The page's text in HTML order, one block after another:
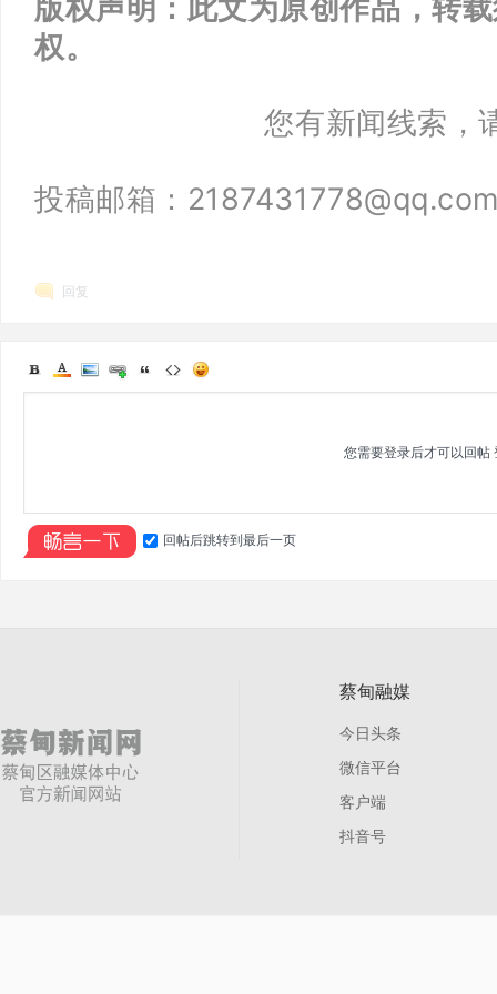
版权声明：此文为原创作品，转
权。
您有新闻线索，
投稿邮箱：
回复
您需要登录后才可以回帖
回帖后跳转到最后一页
蔡甸融媒
今日头条
微信平台
客户端
抖音号